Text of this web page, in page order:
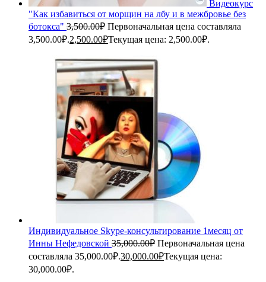
Видеокурс
"Как избавиться от морщин на лбу и в межбровье без
ботокса" 3,500.00₽ Первоначальная цена составляла
3,500.00₽.2,500.00₽Текущая цена: 2,500.00₽.
Индивидуальное Skype-консультирование 1месяц от
Инны Нефедовской 35,000.00₽ Первоначальная цена
составляла 35,000.00₽.30,000.00₽Текущая цена:
30,000.00₽.